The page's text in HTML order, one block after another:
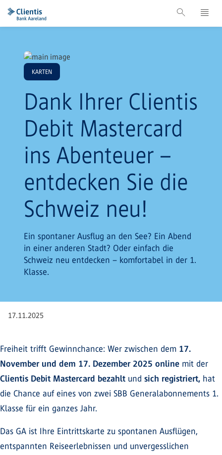
KARTEN
Dank Ihrer Clientis
Debit Mastercard
ins Abenteuer –
entdecken Sie die
Schweiz neu!
Ein spontaner Ausflug an den See? Ein Abend
in einer anderen Stadt? Oder einfach die
Schweiz neu entdecken – komfortabel in der 1.
Klasse.
17.11.2025
Freiheit trifft Gewinnchance: Wer zwischen dem 17.
November und dem 17. Dezember 2025 online mit der
Clientis Debit Mastercard bezahlt und sich registriert, hat
die Chance auf eines von zwei SBB Generalabonnements 1.
Klasse für ein ganzes Jahr.
Das GA ist Ihre Eintrittskarte zu spontanen Ausflügen,
entspannten Reiseerlebnissen und unvergesslichen